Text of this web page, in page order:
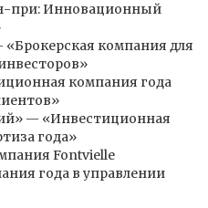
при: Инновационный
компания для
компания года
— «Инвестиционная
года»
Fontvielle
года в управлении